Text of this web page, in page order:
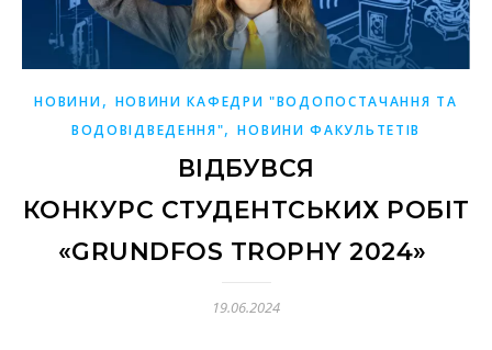
НОВИНИ, НОВИНИ КАФЕДРИ "ВОДОПОСТАЧАННЯ ТА
ВОДОВІДВЕДЕННЯ",НОВИНИ ФАКУЛЬТЕТІВ
ВІДБУВСЯ
КОНКУРС СТУДЕНТСЬКИХ РОБІТ
«GRUNDFOS TROPHY 2024»
19.06.2024